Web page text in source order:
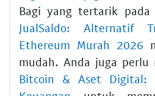
Bagi yang tertarik
JualSaldo: Alternatif
Ethereum Murah 2026
mudah. Anda juga perlu
Bitcoin & Aset Digital: